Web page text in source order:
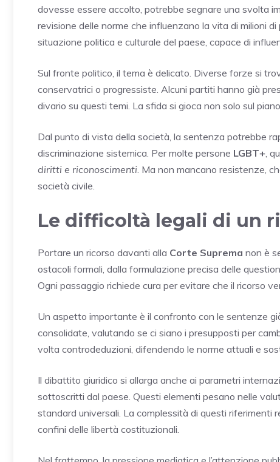
dovesse essere accolto, potrebbe segnare una svolta
revisione delle norme che influenzano la vita di milioni
situazione politica e culturale del paese, capace di
Sul fronte politico, il tema è delicato. Diverse forze si
conservatrici o progressiste. Alcuni partiti hanno già
divario su questi temi. La sfida si gioca non solo sul
Dal punto di vista della società, la sentenza potrebbe
discriminazione sistemica. Per molte persone LGBT+,
diritti e riconoscimenti. Ma non mancano resistenze,
società civile.
Le difficoltà legali di un
Portare un ricorso davanti alla Corte Suprema non è
ostacoli formali, dalla formulazione precisa delle
Ogni passaggio richiede cura per evitare che il ricorso
Un aspetto importante è il confronto con le sentenze
consolidate, valutando se ci siano i presupposti per
volta controdeduzioni, difendendo le norme attuali e
Il dibattito giuridico si allarga anche ai parametri
sottoscritti dal paese. Questi elementi pesano nelle
standard universali. La complessità di questi
confini delle libertà costituzionali.